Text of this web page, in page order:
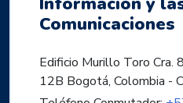
Comunicaciones
Edificio Murillo Toro Cra.
12B Bogotá, Colombia -